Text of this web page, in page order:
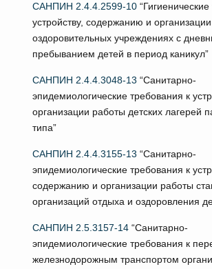
САНПИН 2.4.4.2599-10
устройству, содержанию и
оздоровительных учреждениях с
пребыванием детей в период каникул”
САНПИН 2.4.4.3048-13 “Санитарно-
эпидемиологические требования к
организации работы детских лагерей
типа”
САНПИН 2.4.4.3155-13 “Санитарно-
эпидемиологические требования к
содержанию и организации работы
организаций отдыха и оздоровления
САНПИН 2.5.3157-14“Санитарно-
эпидемиологические требования к
железнодорожным транспортом